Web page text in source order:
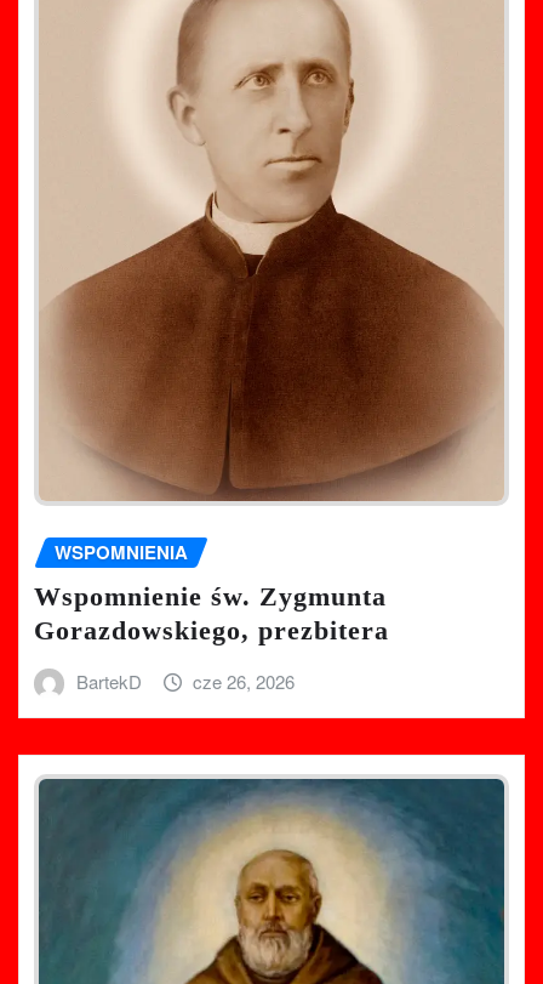
WSPOMNIENIA
Wspomnienie św. Zygmunta
Gorazdowskiego, prezbitera
BartekD cze 26, 2026